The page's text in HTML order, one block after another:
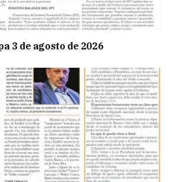
3 de agosto de 2026